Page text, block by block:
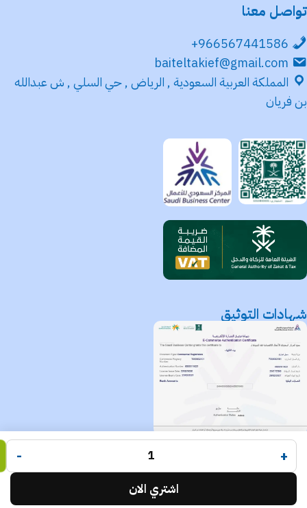
تواصل معنا
966567441586+
baiteltakief@gmail.com
المملكة العربية السعودية , الرياض , حي السلي , ش عبدالله
بن فريان
شهادات التوثيق
جميع الحقوق محفوظة لـمتجر بيت التكييف© 2025.
تم التطوير بواسطةCode Times +
-
اشتري الان